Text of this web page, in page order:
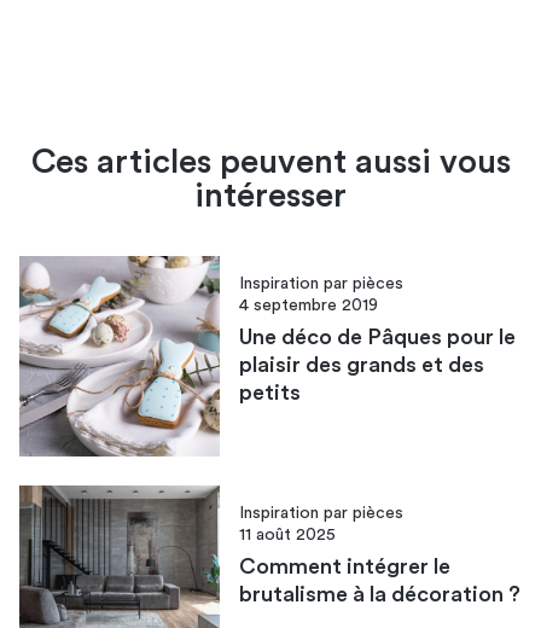
Ces articles peuvent aussi vous
intéresser
Inspiration par pièces
4 septembre 2019
Une déco de Pâques pour le
plaisir des grands et des
petits
Inspiration par pièces
11 août 2025
Comment intégrer le
brutalisme à la décoration ?